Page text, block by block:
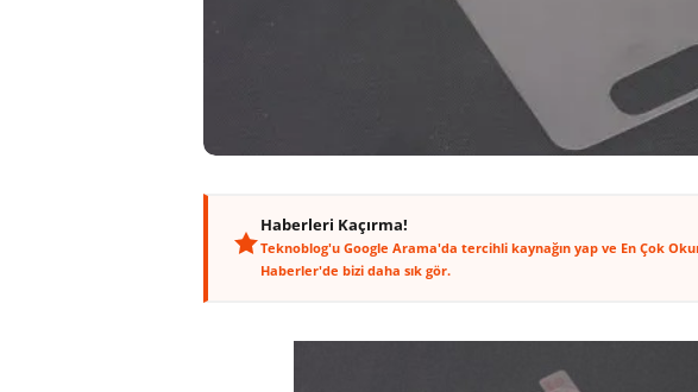
Haberleri Kaçırma!
Teknoblog'u Google Arama'da tercihli kaynağın yap ve En Çok
Haberler'de bizi daha sık gör.